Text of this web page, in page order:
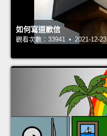
如何寫道歉信
觀看次數：33941 • 2021-12-23